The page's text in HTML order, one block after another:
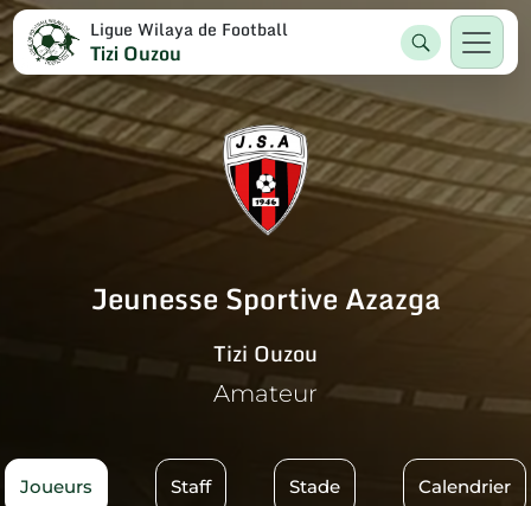
Ligue Wilaya de Football
Tizi Ouzou
Jeunesse Sportive Azazga
Tizi Ouzou
Amateur
Joueurs Staff Stade Calendrier